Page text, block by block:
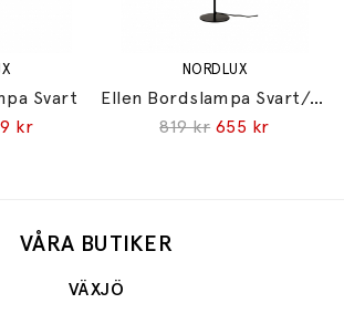
Svart
kr
NORDLUX
Ellen Bordslampa Svart/Opalglas
819 kr 655 kr
VÅRA BUTIKER
VÄXJÖ